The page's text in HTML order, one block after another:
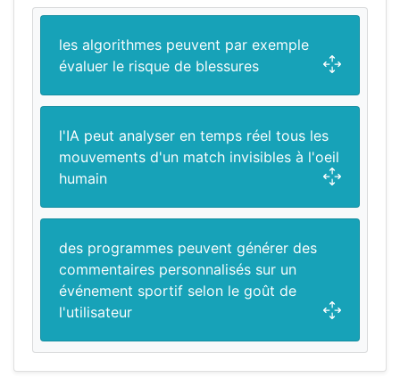
les algorithmes peuvent par exemple
évaluer le risque de blessures
l'IA peut analyser en temps réel tous les
mouvements d'un match invisibles à l'oeil
humain
des programmes peuvent générer des
commentaires personnalisés sur un
événement sportif selon le goût de
l'utilisateur